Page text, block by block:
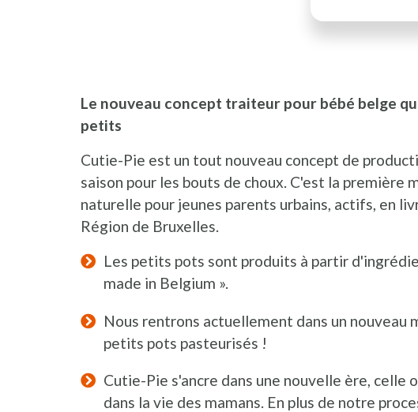
Le nouveau concept traiteur pour bébé belge
petits
Cutie-Pie est un tout nouveau concept de
saison pour les bouts de choux. C'est la première
naturelle pour jeunes parents urbains, actifs, en
Région de Bruxelles.
Les petits pots sont produits à partir
made in Belgium ».
Nous rentrons actuellement dans un nouveau
petits pots pasteurisés !
Cutie-Pie s'ancre dans une nouvelle ère, celle
dans la vie des mamans. En plus de notre